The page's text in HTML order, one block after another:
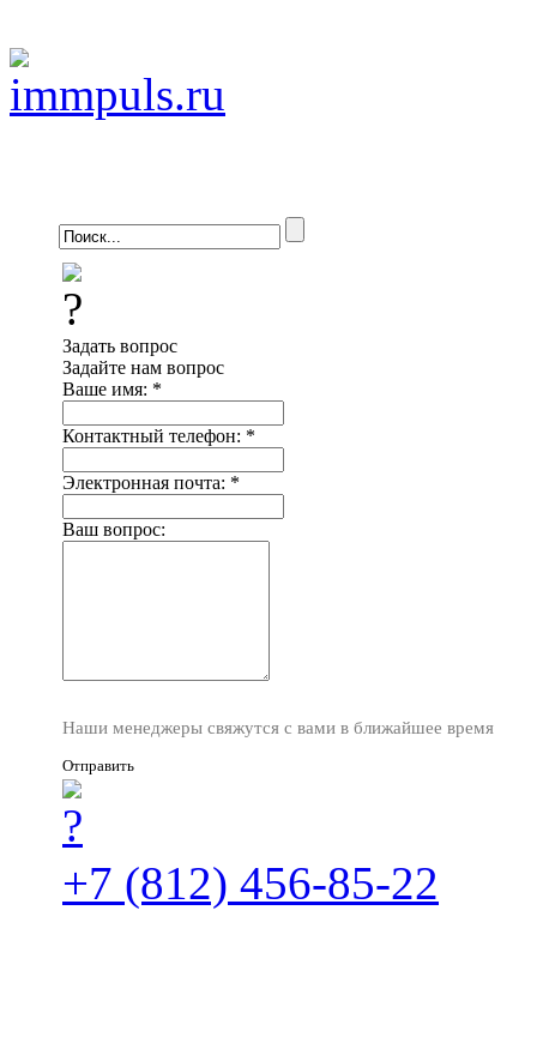
Задать вопрос
Задайте нам вопрос
Ваше имя: *
Контактный телефон: *
Электронная почта: *
Ваш вопрос:
Наши менеджеры свяжутся с вами в ближайшее время
Отправить
+7 (812) 456-85-22